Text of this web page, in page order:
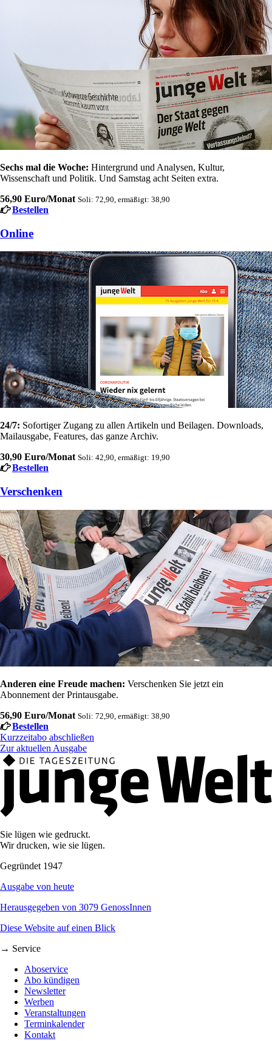
Sechs mal die Woche: Hintergrund und Analysen, Kultur,
Wissenschaft und Politik. Und Samstag acht Seiten extra.
56,90 Euro/Monat Soli: 72,90, ermäßigt: 38,90
Bestellen
Online
24/7: Sofortiger Zugang zu allen Artikeln und Beilagen. Downloads,
Mailausgabe, Features, das ganze Archiv.
30,90 Euro/Monat Soli: 42,90, ermäßigt: 19,90
Bestellen
Verschenken
Anderen eine Freude machen: Verschenken Sie jetzt ein
Abonnement der Printausgabe.
56,90 Euro/Monat Soli: 72,90, ermäßigt: 38,90
Bestellen
Kurzzeitabo abschließen
Zur aktuellen Ausgabe
Sie lügen wie gedruckt.
Wir drucken, wie sie lügen.
Gegründet 1947
Ausgabe von heute
Herausgegeben von 3079 GenossInnen
Diese Website auf einen Blick
→ Service
Aboservice
Abo kündigen
Newsletter
Werben
Veranstaltungen
Terminkalender
Kontakt